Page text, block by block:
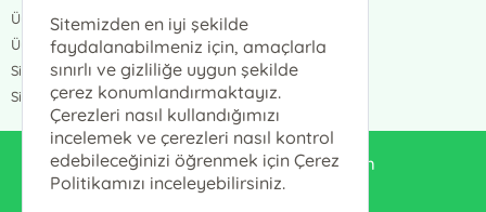
Üye Girişi
Üye Ol
Sipariş Takip
Siparişlerim
enduluskitabevi@gmail.com
Sitemizden en iyi şekilde
faydalanabilmeniz için, amaçlarla
sınırlı ve gizliliğe uygun şekilde
çerez konumlandırmaktayız.
Çerezleri nasıl kullandığımızı
incelemek ve çerezleri nasıl kontrol
edebileceğinizi öğrenmek için Çerez
Politikamızı inceleyebilirsiniz.